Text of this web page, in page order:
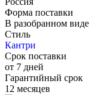
Форма поставки
В разобранном виде
Стиль
Кантри
Срок поставки
от 7 дней
Гарантийный срок
12 месяцев